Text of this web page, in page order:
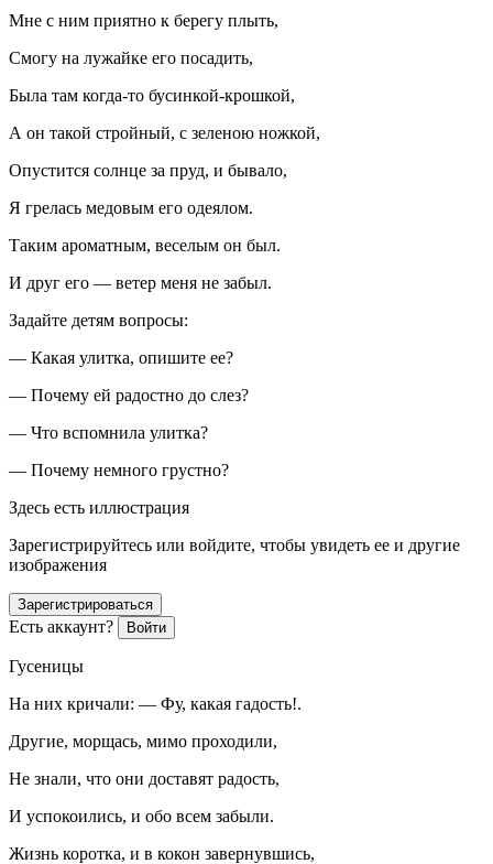
Мне с ним приятно к берегу плыть,
Смогу на лужайке его посадить,
Была там когда-то бусинкой-крошкой,
А он такой стройный, с зеленою ножкой,
Опустится солнце за пруд, и бывало,
Я грелась медовым его одеялом.
Таким ароматным, веселым он был.
И друг его — ветер меня не забыл.
Задайте детям вопросы:
— Какая улитка, опишите ее?
— Почему ей радостно до слез?
— Что вспомнила улитка?
— Почему немного грустно?
Здесь есть иллюстрация
Зарегистрируйтесь или войдите, чтобы увидеть ее и другие
изображения
Зарегистрироваться
Есть аккаунт? Войти
Гусеницы
На них кричали: — Фу, какая гадость!.
Другие, морщась, мимо проходили,
Не знали, что они доставят радость,
И успокоились, и обо всем забыли.
Жизнь коротка, и в кокон завернувшись,